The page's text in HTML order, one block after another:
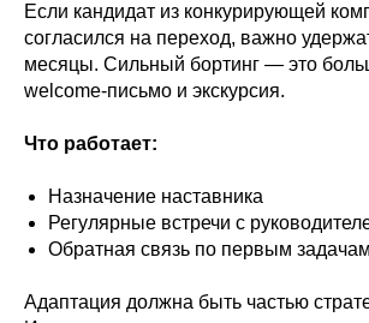
Если кандидат из конкурирующей
согласился на переход, важно
месяцы. Сильный бортинг — это
welcome-письмо и экскурсия.
Что работает:
Назначение наставника
Регулярные встречи с
Обратная связь по первым задачам
Адаптация должна быть частью